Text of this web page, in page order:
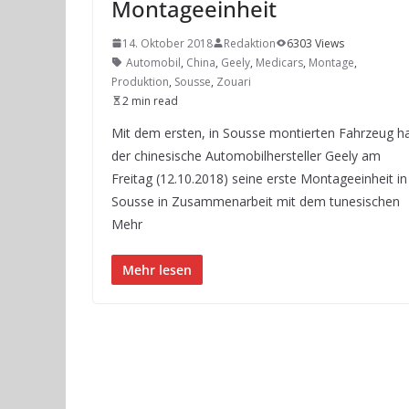
Montageeinheit
14. Oktober 2018 Redaktion
6303 Views
Automobil, China, Geely, Medicars, Montage,
Produktion, Sousse, Zouari
2 min read
Mit dem ersten, in Sousse montierten Fahrzeug
der chinesische Automobilhersteller Geely am
Freitag (12.10.2018) seine erste Montageeinheit in
Sousse in Zusammenarbeit mit dem tunesischen
Mehr
Mehr lesen